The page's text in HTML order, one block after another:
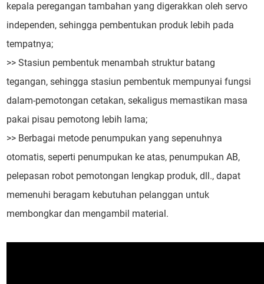
kepala peregangan tambahan yang digerakkan oleh servo
independen, sehingga pembentukan produk lebih pada
tempatnya;
>> Stasiun pembentuk menambah struktur batang
tegangan, sehingga stasiun pembentuk mempunyai fungsi
dalam-pemotongan cetakan, sekaligus memastikan masa
pakai pisau pemotong lebih lama;
>> Berbagai metode penumpukan yang sepenuhnya
otomatis, seperti penumpukan ke atas, penumpukan AB,
pelepasan robot pemotongan lengkap produk, dll., dapat
memenuhi beragam kebutuhan pelanggan untuk
membongkar dan mengambil material.